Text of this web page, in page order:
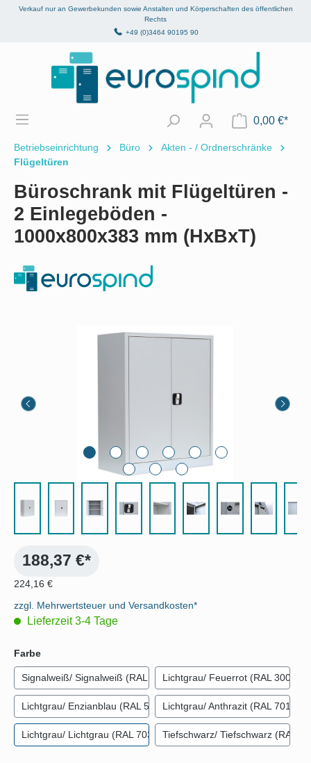
springen
Verkauf nur an Gewerbekunden sowie Anstalten und Körperschaften des öffentlichen
Rechts
+49 (0)3464 90195 90
0,00 €*
Betriebseinrichtung Büro
Akten - / Ordnerschränke
Flügeltüren
Büroschrank mit Flügeltüren -
2 Einlegeböden -
1000x800x383 mm (HxBxT)
Bildergalerie überspringen
188,37 €*
224,16 €
zzgl. Mehrwertsteuer und Versandkosten*
Lieferzeit 3-4 Tage
Farbeauswählen
Signalweiß/ Signalweiß (RAL 9003)Lichtgrau/ Feuerrot (RAL 3000)
Lichtgrau/ Enzianblau (RAL 5010)Lichtgrau/ Anthrazit (RAL 7016)
Lichtgrau/ Lichtgrau (RAL 7035) Tiefschwarz/ Tiefschwarz (RAL